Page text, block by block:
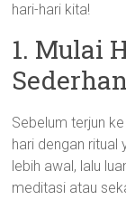
hari-hari kita!
1. Mulai
Sebelum terjun
hari dengan ritual
lebih awal, lalu
meditasi atau